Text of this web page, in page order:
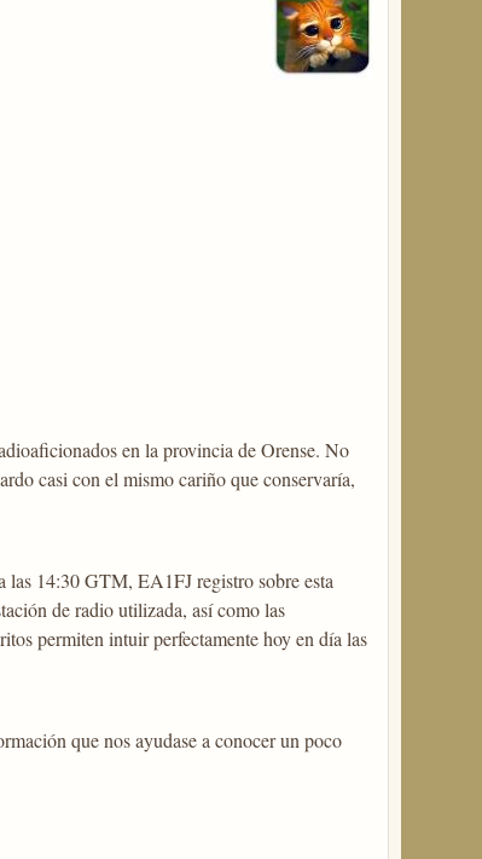
en la provincia de Orense. No
casi con el mismo cariño que conservaría,
las 14:30 GTM, EA1FJ registro sobre esta
de radio utilizada, así como las
permiten intuir perfectamente hoy en día las
que nos ayudase a conocer un poco